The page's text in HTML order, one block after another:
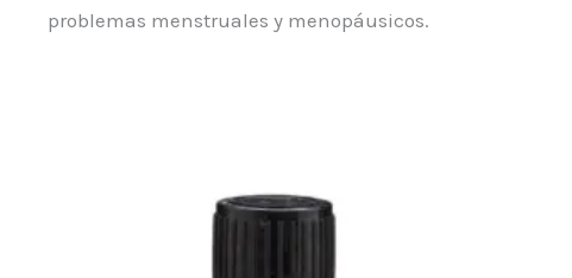
problemas menstruales y menopáusicos.